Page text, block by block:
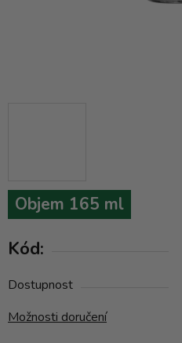
Objem 165 ml
Kód:
Dostupnost
Možnosti doručení